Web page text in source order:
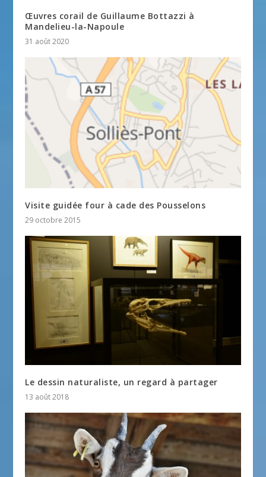
Œuvres corail de Guillaume Bottazzi à
Mandelieu-la-Napoule
31 août 2020
Visite guidée four à cade des Pousselons
29 octobre 2015
Le dessin naturaliste, un regard à partager
13 août 2018